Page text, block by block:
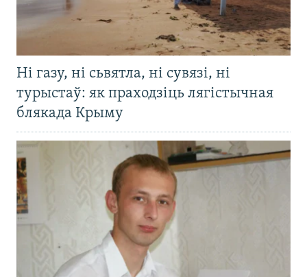
Ні газу, ні сьвятла, ні сувязі, ні
турыстаў: як праходзіць лягістычная
блякада Крыму